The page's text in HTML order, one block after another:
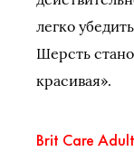
легко
Шерсть
красивая».
Brit Care